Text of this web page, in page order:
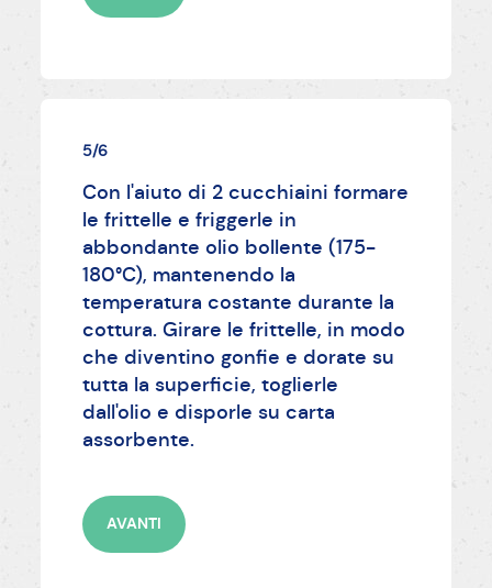
5/6
Con l'aiuto di 2 cucchiaini formare
le frittelle e friggerle in
abbondante olio bollente (175-
180°C), mantenendo la
temperatura costante durante la
cottura. Girare le frittelle, in modo
che diventino gonfie e dorate su
tutta la superficie, toglierle
dall'olio e disporle su carta
assorbente.
AVANTI